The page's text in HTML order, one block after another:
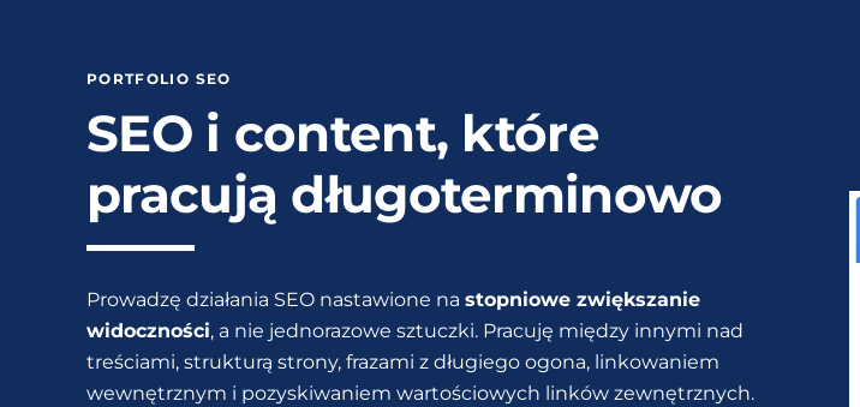
PORTFOLIO SEO
SEO i content, które
pracują długoterminowo
Prowadzę działania SEO nastawione na stopniowe zwiększanie
widoczności, a nie jednorazowe sztuczki. Pracuję między innymi nad
treściami, strukturą strony, frazami z długiego ogona, linkowaniem
wewnętrznym i pozyskiwaniem wartościowych linków zewnętrznych.